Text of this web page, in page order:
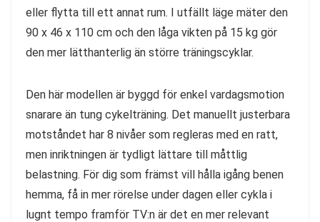
eller flytta till ett annat rum. I utfällt läge mäter den
90 x 46 x 110 cm och den låga vikten på 15 kg gör
den mer lätthanterlig än större träningscyklar.
Den här modellen är byggd för enkel vardagsmotion
snarare än tung cykelträning. Det manuellt justerbara
motståndet har 8 nivåer som regleras med en ratt,
men inriktningen är tydligt lättare till måttlig
belastning. För dig som främst vill hålla igång benen
hemma, få in mer rörelse under dagen eller cykla i
lugnt tempo framför TV:n är det en mer relevant